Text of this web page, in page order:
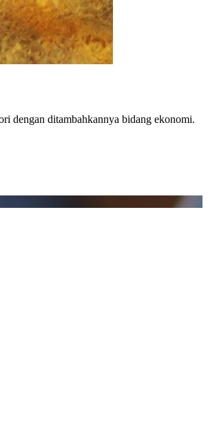
dengan ditambahkannya bidang ekonomi.